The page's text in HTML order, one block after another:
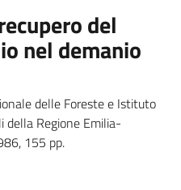
del
nel demanio
delle Foreste e Istituto
della Regione Emilia-
155 pp.